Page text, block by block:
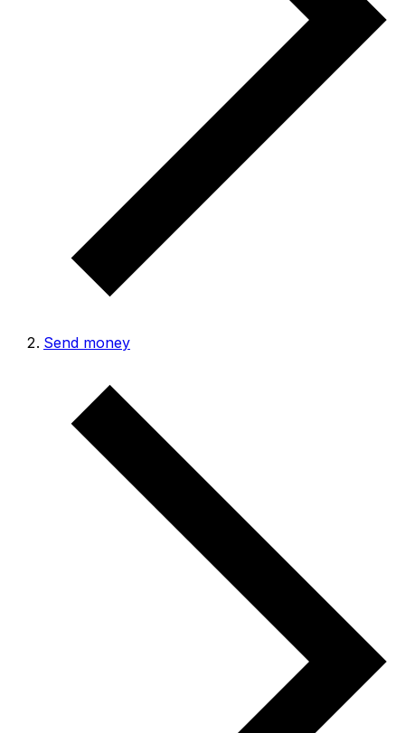
Send money